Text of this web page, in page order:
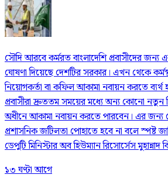
সৌদি আরবে কর্মরত বাংলাদেশি প্রবাসীদের জন্য
ঘোষণা দিয়েছে দেশটির সরকার। এখন থেকে
নিয়োগকর্তা বা কফিল আকামা নবায়ন করতে
প্রবাসীরা দ্রুততম সময়ের মধ্যে অন্য কোনো নতুন
অধীনে আকামা নবায়ন করতে পারবেন। এর
প্রশাসনিক জটিলতা পোহাতে হবে না বলে স্পষ্ট
ডেপুটি মিনিস্টার অব হিউম্যান রিসোর্সেস
১৩ ঘণ্টা আগে